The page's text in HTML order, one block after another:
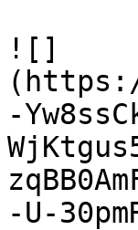
![]
-
-U-